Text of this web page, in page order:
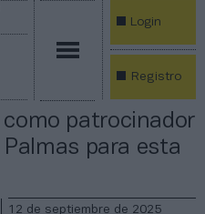
Login
Registro
como patrocinador
para esta
12 de septiembre de 2025